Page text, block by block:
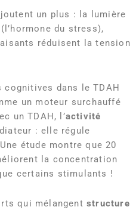
un plus : la lumière
du stress),
réduisent la tension
dans le TDAH
un moteur surchauffé
un TDAH, l’activité
: elle régule
étude montre que 20
la concentration
certains stimulants !
qui mélangentstructure